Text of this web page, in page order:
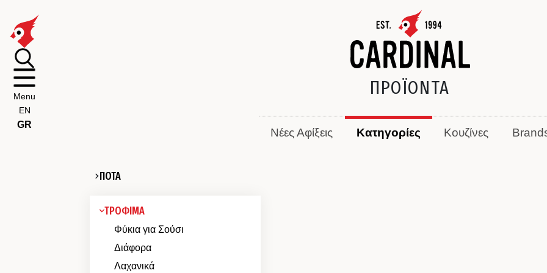
EN
GR
Menu ΠΡΟΪΟΝΤΑ
Νέες Αφίξεις Κατηγορίες Κουζίνες
ΠΟΤΑ
ΤΡΟΦΙΜΑ
Φύκια για Σούσι
Διάφορα
Λαχανικά